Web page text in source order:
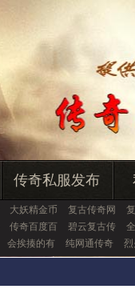
传奇私服发布
大妖精金币 复古传奇网
传奇百度百 碧云复古传
会挨揍的有 纯网通传奇